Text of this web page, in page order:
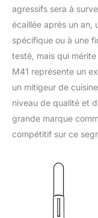
agressifs sera à
écaillée après un an,
spécifique ou à une
testé, mais qui mérite
M41 représente un
un mitigeur de
niveau de qualité et
grande marque
compétitif sur ce